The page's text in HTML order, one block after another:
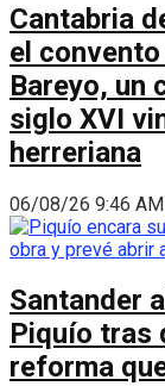
Cantabria
el
Bareyo, un
siglo XVI
herreriana
06/08/26 9:46 AM
Santander
Piquío tras
reforma